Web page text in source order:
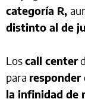
categoría R,
distinto al de
Loscall center
para responder
la infinidad de